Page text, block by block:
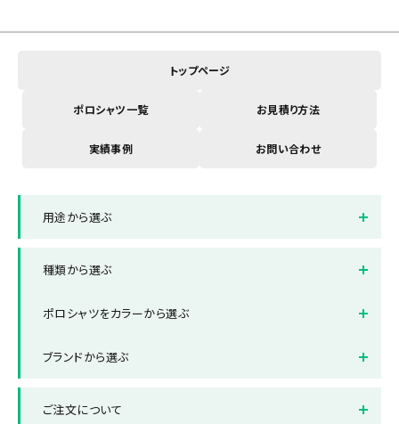
トップページ
ポロシャツ一覧 お見積り方法
実績事例 お問い合わせ
用途から選ぶ
種類から選ぶ
半袖ポロシャツ
レディース対応ポロシャツ
ポロシャツをカラーから選ぶ
ホワイト
グレー
ブランドから選ぶ
ご注文について